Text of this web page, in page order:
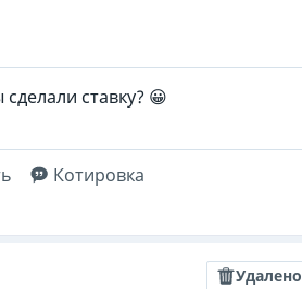
ставку? 😀
Котировка
Удалено